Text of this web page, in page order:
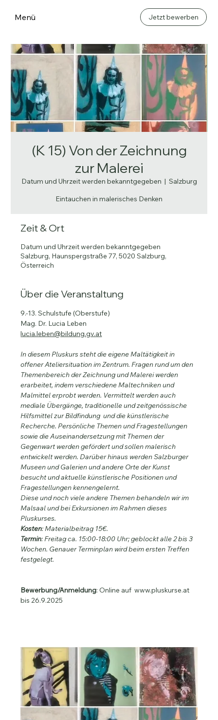
Menü Jetzt bewerben
(K 15) Von der Zeichnung
zur Malerei
Datum und Uhrzeit werden bekanntgegeben
  |
Salzburg
Eintauchen in malerisches Denken
Zeit & Ort
Datum und Uhrzeit werden bekanntgegeben
Salzburg, Haunspergstraße 77, 5020 Salzburg,
Österreich
Über die Veranstaltung
9.-13. Schulstufe (Oberstufe)
Mag. Dr. Lucia Leben
lucia.leben@bildung.gv.at
In diesem Pluskurs steht die eigene Maltätigkeit in
offener Ateliersituation im Zentrum. Fragen rund um den
Themenbereich der Zeichnung und Malerei werden
erarbeitet, indem verschiedene Maltechniken und
Malmittel erprobt werden. Vermittelt werden auch
mediale Übergänge, traditionelle und zeitgenössische
Hilfsmittel zur Bildfindung  und die künstlerische
Recherche. Persönliche Themen und Fragestellungen
sowie die Auseinandersetzung mit Themen der
Gegenwart werden gefördert und sollen malerisch
entwickelt werden. Darüber hinaus werden Salzburger
Museen und Galerien und andere Orte der Kunst
besucht und aktuelle künstlerische Positionen und
Fragestellungen kennengelernt.
Diese und noch viele andere Themen behandeln wir im
Malsaal und bei Exkursionen im Rahmen dieses
Pluskurses.
Kosten: Materialbeitrag 15€.
Termin: Freitag ca. 15:00-18:00 Uhr; geblockt alle 2 bis 3
Wochen. Genauer Terminplan wird beim ersten Treffen
festgelegt.
Bewerbung/Anmeldung: Online auf www.pluskurse.at
bis 26.9.2025